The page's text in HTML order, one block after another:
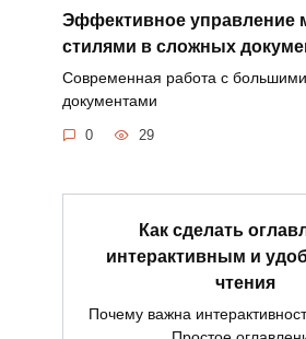
Эффективное управление
стилями в сложных
Современная работа с
документами
0 29
Как сделать
интерактивным и
чтения
Почему важна